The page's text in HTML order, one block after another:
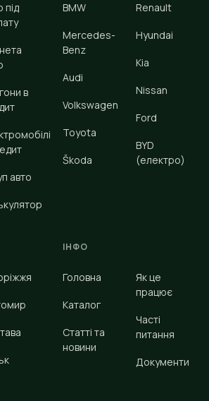
під
в
авто
BMW
Mercedes-
Benz
Audi
Volkswagen
Toyota
Škoda
Renault
Hyundai
Kia
Nissan
Ford
BYD
(електро)
ІНФО
Головна
Каталог
Статті та
новини
Як це
працює
Часті
питання
Документи